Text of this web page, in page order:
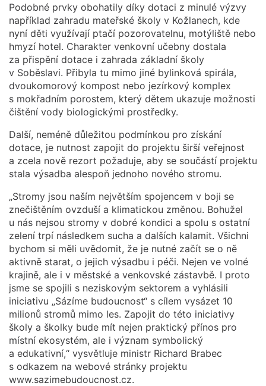
Podobné prvky obohatily díky dotaci z minulé výzvy
například zahradu mateřské školy v Kožlanech, kde
nyní děti využívají ptačí pozorovatelnu, motýliště nebo
hmyzí hotel. Charakter venkovní učebny dostala
za přispění dotace i zahrada základní školy
v Soběslavi. Přibyla tu mimo jiné bylinková spirála,
dvoukomorový kompost nebo jezírkový komplex
s mokřadním porostem, který dětem ukazuje možnosti
čištění vody biologickými prostředky.
Další, neméně důležitou podmínkou pro získání
dotace, je nutnost zapojit do projektu širší veřejnost
a zcela nově rezort požaduje, aby se součástí projektu
stala výsadba alespoň jednoho nového stromu.
„Stromy jsou naším největším spojencem v boji se
znečištěním ovzduší a klimatickou změnou. Bohužel
u nás nejsou stromy v dobré kondici a spolu s ostatní
zelení trpí následkem sucha a dalších kalamit. Všichni
bychom si měli uvědomit, že je nutné začít se o ně
aktivně starat, o jejich výsadbu i péči. Nejen ve volné
krajině, ale i v městské a venkovské zástavbě. I proto
jsme se spojili s neziskovým sektorem a vyhlásili
iniciativu „Sázíme budoucnost“ s cílem vysázet 10
milionů stromů mimo les. Zapojit do této iniciativy
školy a školky bude mít nejen praktický přínos pro
místní ekosystém, ale i význam symbolický
a edukativní,“ vysvětluje ministr Richard Brabec
s odkazem na webové stránky projektu
www.sazimebudoucnost.cz.